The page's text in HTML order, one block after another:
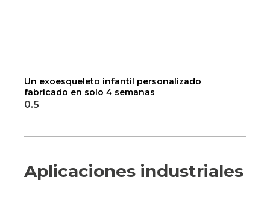
Un exoesqueleto infantil personalizado
fabricado en solo 4 semanas
Aplicaciones industriales